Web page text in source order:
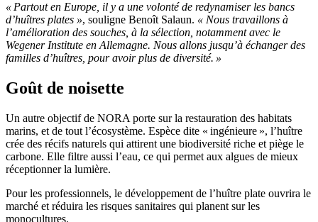
« Partout en Europe, il y a une volonté de redynamiser les bancs
d’huîtres plates », souligne Benoît Salaun. « Nous travaillons à
l’amélioration des souches, à la sélection, notamment avec le
Wegener Institute en Allemagne. Nous allons jusqu’à échanger des
familles d’huîtres, pour avoir plus de diversité. »
Goût de noisette
Un autre objectif de NORA porte sur la restauration des habitats
marins, et de tout l’écosystème. Espèce dite « ingénieure », l’huître
crée des récifs naturels qui attirent une biodiversité riche et piège le
carbone. Elle filtre aussi l’eau, ce qui permet aux algues de mieux
réceptionner la lumière.
Pour les professionnels, le développement de l’huître plate ouvrira le
marché et réduira les risques sanitaires qui planent sur les
monocultures.